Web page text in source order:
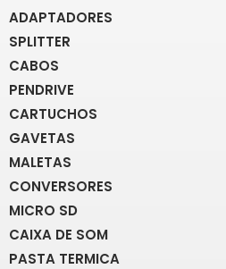
ADAPTADORES
SPLITTER
CABOS
PENDRIVE
CARTUCHOS
GAVETAS
MALETAS
CONVERSORES
MICRO SD
CAIXA DE SOM
PASTA TERMICA